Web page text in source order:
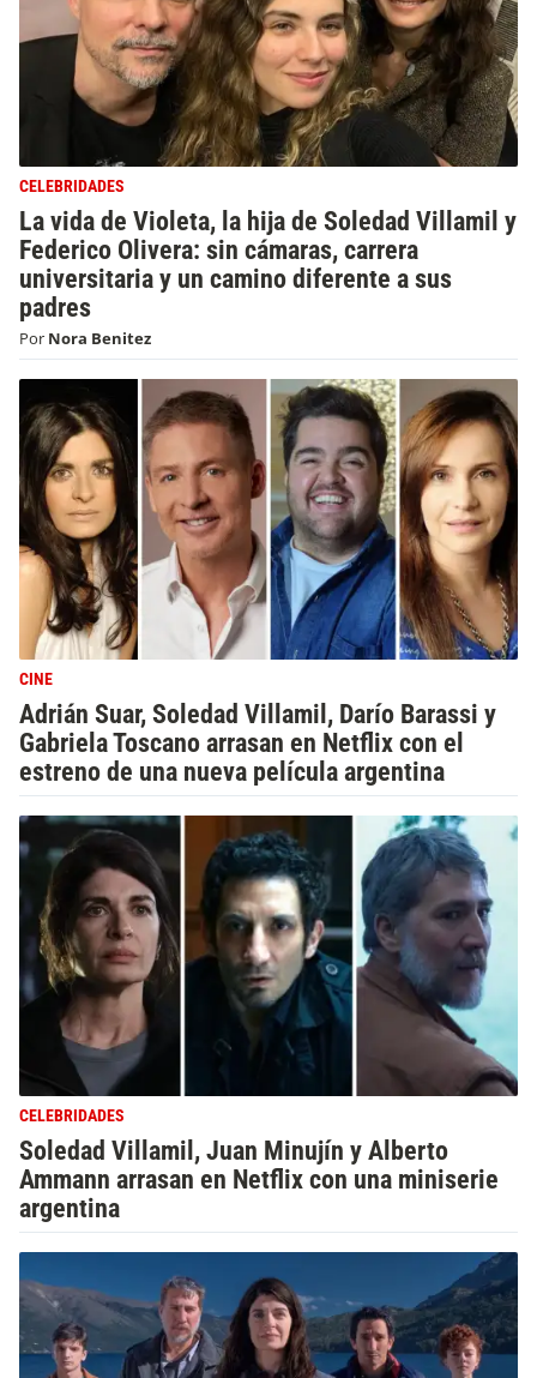
CELEBRIDADES
La vida de Violeta, la hija de Soledad Villamil y
Federico Olivera: sin cámaras, carrera
universitaria y un camino diferente a sus
padres
Por Nora Benitez
CINE
Adrián Suar, Soledad Villamil, Darío Barassi y
Gabriela Toscano arrasan en Netflix con el
estreno de una nueva película argentina
CELEBRIDADES
Soledad Villamil, Juan Minujín y Alberto
Ammann arrasan en Netflix con una miniserie
argentina